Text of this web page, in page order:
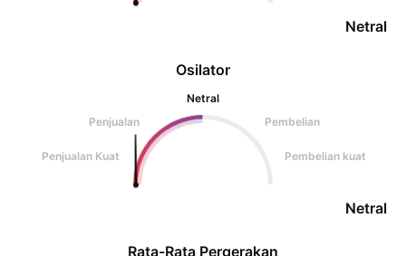
Osilator
Netral
Penjualan
Pembelian
Penjualan Kuat Pembelian kuat
Netral
Netral
Rata-Rata Pergerakan